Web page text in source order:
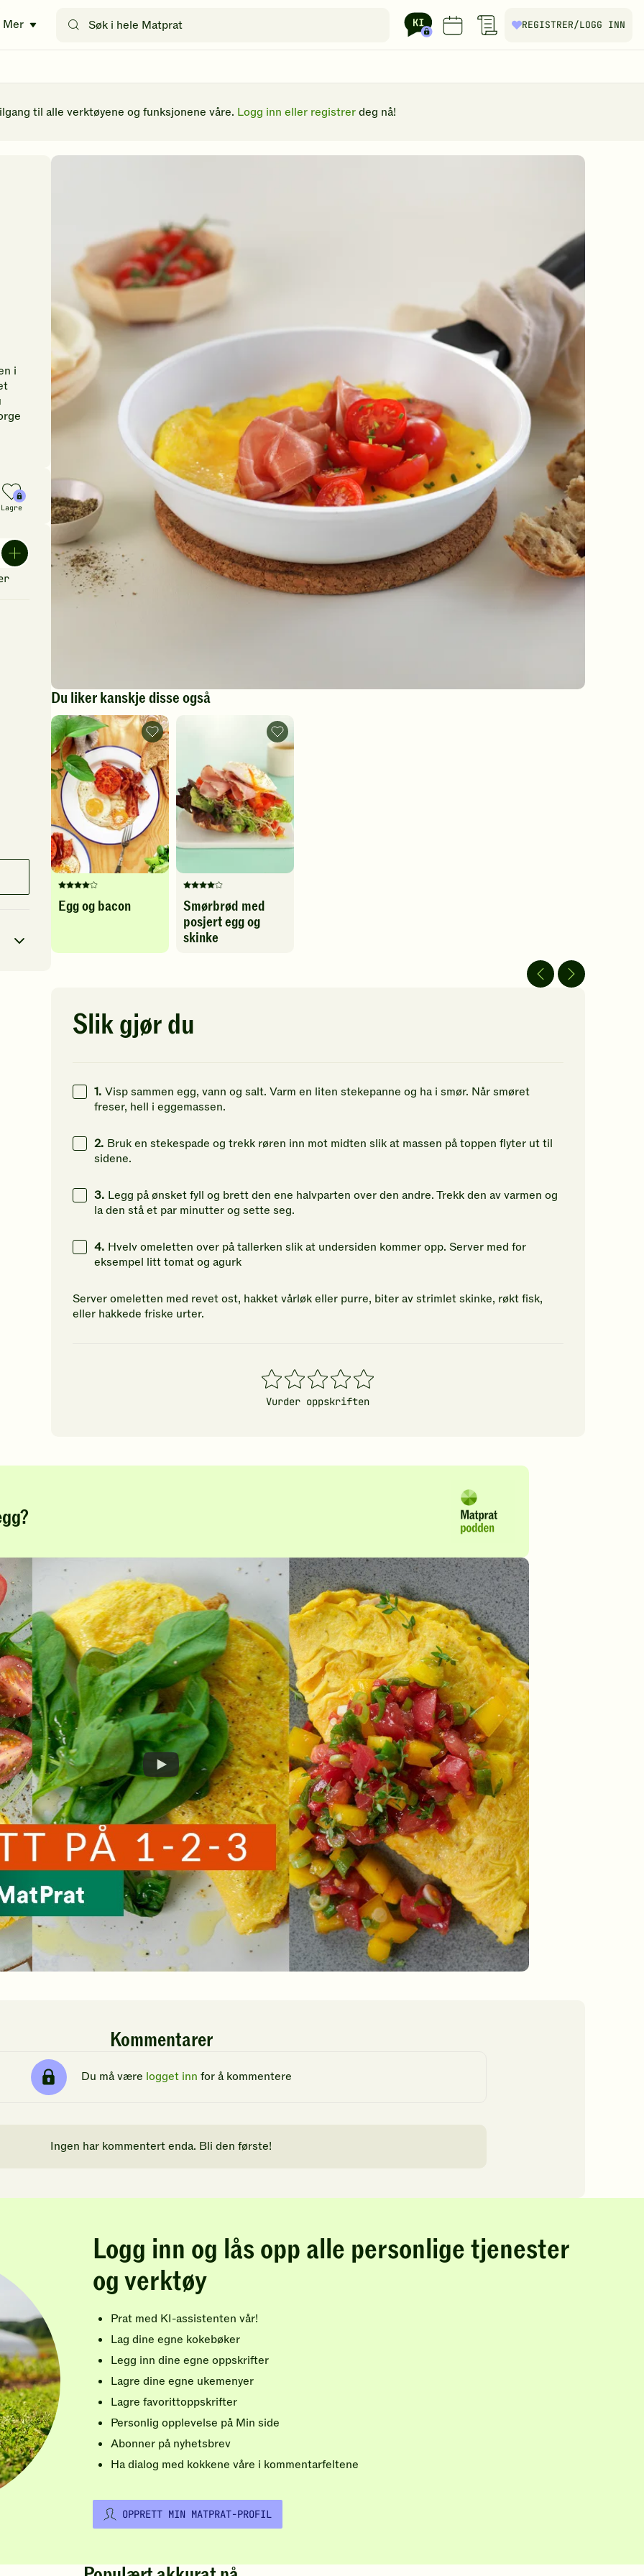
Mer
etter
REGISTRER/LOGG INN
til alle verktøyene og funksjonene våre. Logg inn eller registrer deg nå!
i
Lagre
Du liker kanskje disse også
Denne
oppskriften
4
Klikk
vurdering.
Egg og bacon
Egg
og
bacon
-
legg
til
favoritter
Denne
oppskriften
har
fått
for
vurdering.
Smørbrød med
posjert egg og
skinke
Smørbrød
med
og
skinke
-
legg
til
favoritter
Slik gjør du
1. Visp sammen egg, vann og salt. Varm en liten stekepanne og ha i smør. Når smøret
freser, hell i eggemassen.
2. Bruk en stekespade og trekk røren inn mot midten slik at massen på toppen flyter ut til
sidene.
3. Legg på ønsket fyll og brett den ene halvparten over den andre. Trekk den av varmen og
la den stå et par minutter og sette seg.
4. Hvelv omeletten over på tallerken slik at undersiden kommer opp. Server med for
eksempel litt tomat og agurk
Server omeletten med revet ost, hakket vårløk eller purre, biter av strimlet skinke, røkt fisk,
eller hakkede friske urter.
1
stjerner
2
stjerner
3
stjerner
4
stjerner
5
stjerner
Vurder oppskriften
Kommentarer
Du må være logget inn for å kommentere
Ingen har kommentert enda. Bli den første!
Logg inn og lås opp alle personlige tjenester
og verktøy
Prat med KI-assistenten vår!
Lag dine egne kokebøker
Legg inn dine egne oppskrifter
Lagre dine egne ukemenyer
Lagre favorittoppskrifter
Personlig opplevelse på Min side
Abonner på nyhetsbrev
Ha dialog med kokkene våre i kommentarfeltene
OPPRETT MIN MATPRAT-PROFIL